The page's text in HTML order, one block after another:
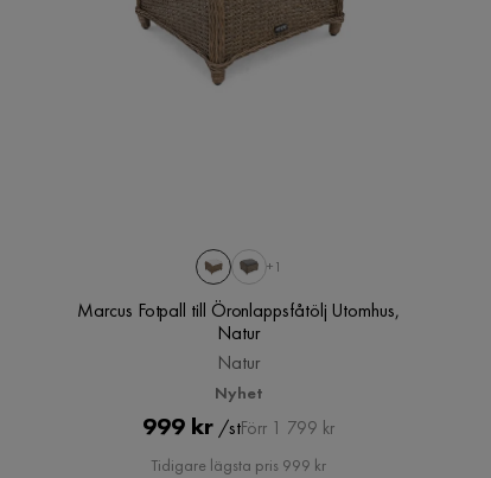
+1
Marcus Fotpall till Öronlappsfåtölj Utomhus,
Natur
Natur
Nyhet
Pris
999 kr /stOriginal
Pris
Förr 1 799 kr
Tidigare lägsta pris 999 kr